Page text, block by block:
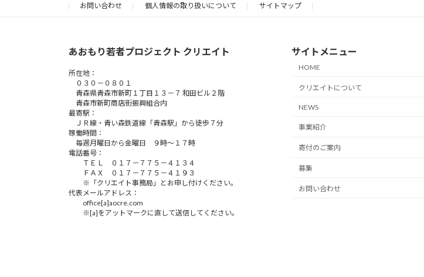
お問い合わせ 個人情報の取り扱いについて サイトマップ
あおもり若者プロジェクト クリエイト
所在地：
０３０－０８０１
青森県青森市新町１丁目１３－７ 和田ビル２階
青森市新町商店街振興組合内
最寄駅：
ＪＲ線・青い森鉄道線「青森駅」から徒歩７分
稼働時間：
毎週月曜日から金曜日 ９時～１７時
電話番号：
ＴＥＬ ０１７－７７５－４１３４
ＦＡＸ ０１７－７７５－４１９３
※「クリエイト事務局」とお申し付けください。
代表メールアドレス：
office[a]aocre.com
※[a]をアットマークに直して送信してください。
サイトメニュー
HOME
クリエイトについて
NEWS
事業紹介
寄付のご案内
募集
お問い合わせ